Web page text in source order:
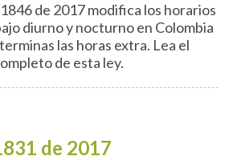
de 2017 modifica los horarios
diurno y nocturno en Colombia
las horas extra. Lea el
de esta ley.
de 2017